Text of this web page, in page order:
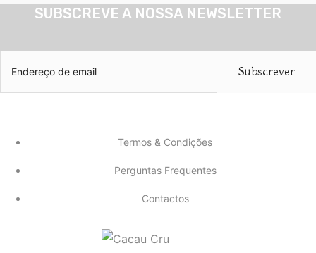
SUBSCREVE A NOSSA NEWSLETTER
Subscrever
Termos & Condições
Perguntas Frequentes
Contactos